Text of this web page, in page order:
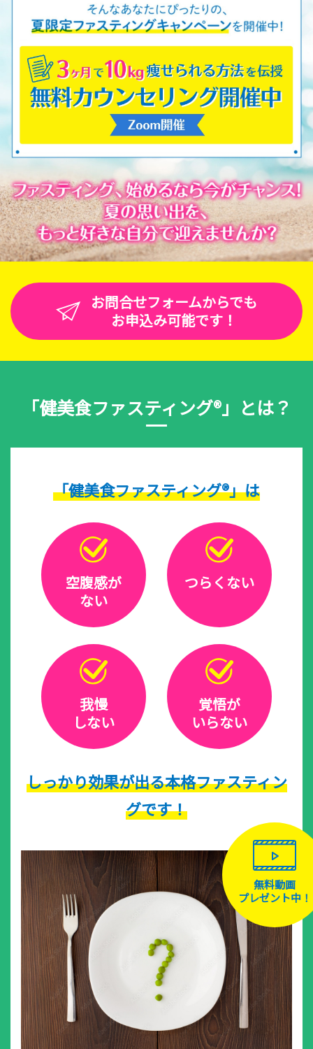
お問合せフォームからでも
お申込み可能です！
「健美食ファスティング®」とは？
「健美食ファスティング®」は
空腹感が
ない
つらくない
我慢
しない
覚悟が
いらない
しっかり効果が出る本格ファスティン
グです！
無料動画
プレゼント中！